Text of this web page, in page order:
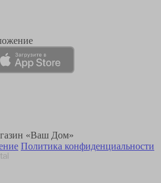
«Ваш Дом»
Политика конфиденциальности